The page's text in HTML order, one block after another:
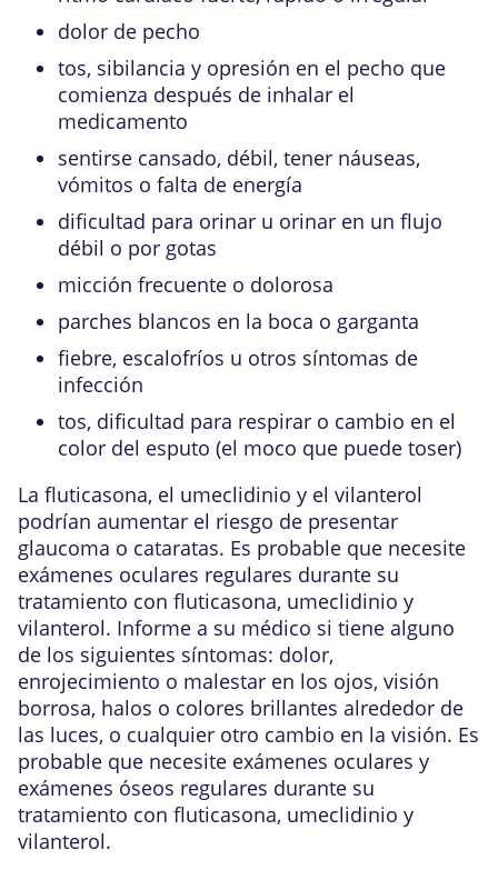
dolor de pecho
tos, sibilancia y opresión en el pecho que
comienza después de inhalar el
medicamento
sentirse cansado, débil, tener náuseas,
vómitos o falta de energía
dificultad para orinar u orinar en un flujo
débil o por gotas
micción frecuente o dolorosa
parches blancos en la boca o garganta
fiebre, escalofríos u otros síntomas de
infección
tos, dificultad para respirar o cambio en el
color del esputo (el moco que puede toser)
La fluticasona, el umeclidinio y el vilanterol
podrían aumentar el riesgo de presentar
glaucoma o cataratas. Es probable que necesite
exámenes oculares regulares durante su
tratamiento con fluticasona, umeclidinio y
vilanterol. Informe a su médico si tiene alguno
de los siguientes síntomas: dolor,
enrojecimiento o malestar en los ojos, visión
borrosa, halos o colores brillantes alrededor de
las luces, o cualquier otro cambio en la visión. Es
probable que necesite exámenes oculares y
exámenes óseos regulares durante su
tratamiento con fluticasona, umeclidinio y
vilanterol.